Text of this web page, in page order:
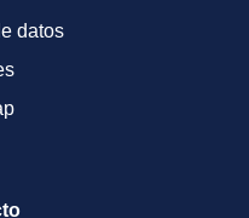
datos